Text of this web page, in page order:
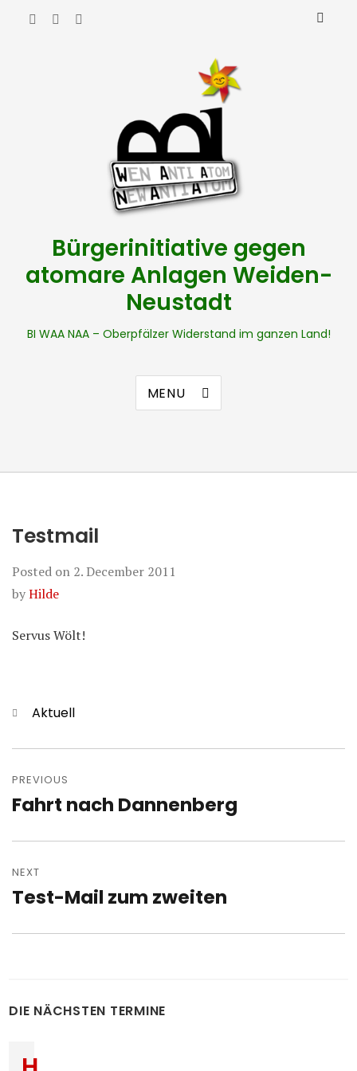
Bürgerinitiative gegen
atomare Anlagen Weiden-
Neustadt
BI WAA NAA – Oberpfälzer Widerstand im ganzen Land!
MENU
Testmail
Posted on 2. December 2011
byHilde
Servus Wölt!
Categories
Aktuell
navigation
PREVIOUS
Previous
Fahrt nach Dannenberg
NEXT
Next
Test-Mail zum zweiten
DIE NÄCHSTEN TERMINE